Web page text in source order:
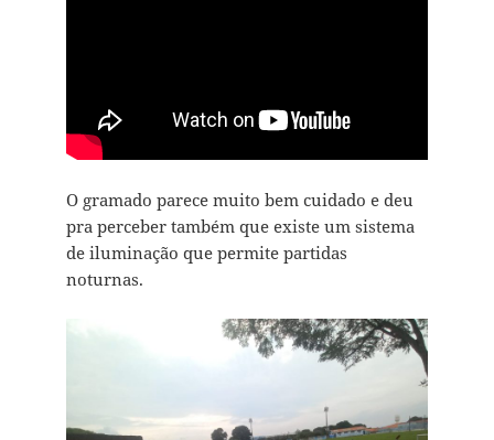
O gramado parece muito bem cuidado e deu
pra perceber também que existe um sistema
de iluminação que permite partidas
noturnas.